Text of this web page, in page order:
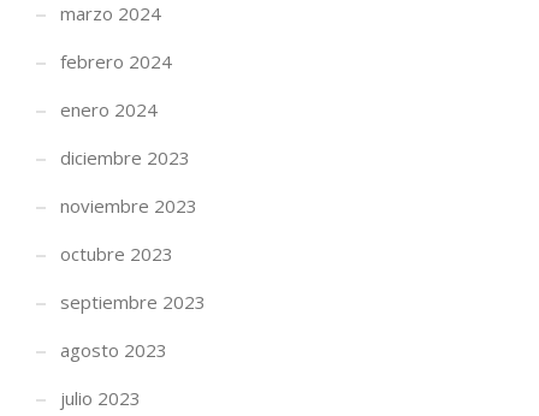
marzo 2024
febrero 2024
enero 2024
diciembre 2023
noviembre 2023
octubre 2023
septiembre 2023
agosto 2023
julio 2023